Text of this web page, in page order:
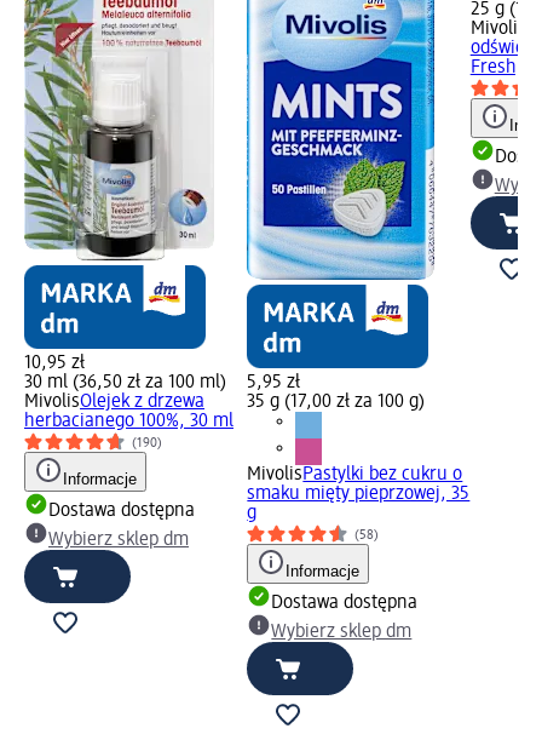
10,95 zł
30 ml (36,50 zł za 100 ml)
MivolisOlejek z drzewa
herbacianego 100%, 30 ml
(190)
Informacje
Dostawa dostępna
Wybierz sklep dm
5,95 zł
35 g (17,00 zł za 100 g)
MivolisPastylki bez cukru o
smaku mięty pieprzowej, 35
g
(58)
Informacje
Dostawa dostępna
Wybierz sklep dm
25 g
Mivolis
Fresh,